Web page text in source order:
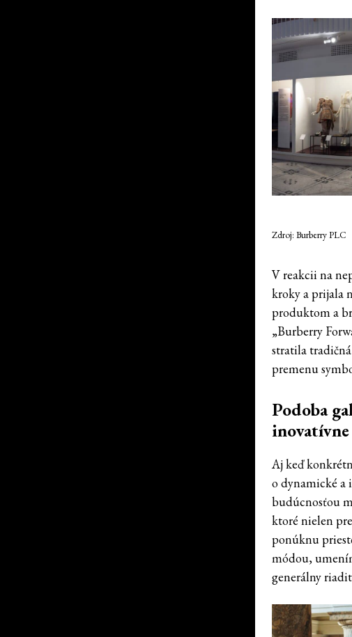
Zdroj: Burberry PLC
V reakcii na
kroky a prijala
produktom a
„Burberry
stratila
premenu
Podoba
Aj keď
o dynamické a
budúcnosťou
ktoré nielen
ponúknu
módou,
generálny